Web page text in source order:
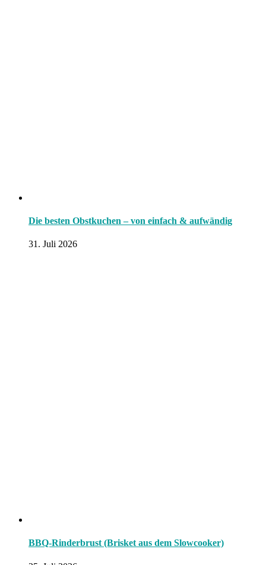
Die besten Obstkuchen – von einfach & aufwändig
31. Juli 2026
BBQ-Rinderbrust (Brisket aus dem Slowcooker)